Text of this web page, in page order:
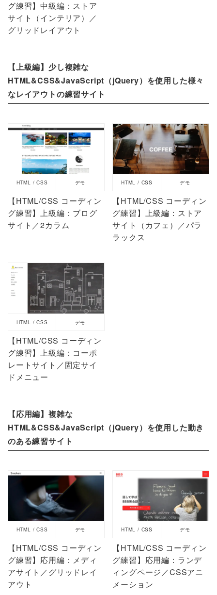
グ練習】中級編：ストア
サイト（インテリア）／
グリッドレイアウト
【上級編】少し複雑な
HTML&CSS&JavaScript（jQuery）を使用した様々
なレイアウトの練習サイト
HTML / CSS デモ
【HTML/CSS コーディン
グ練習】上級編：ブログ
サイト／2カラム
HTML / CSS デモ
【HTML/CSS コーディン
グ練習】上級編：ストア
サイト（カフェ）／パラ
ラックス
HTML / CSS デモ
【HTML/CSS コーディン
グ練習】上級編：コーポ
レートサイト／固定サイ
ドメニュー
【応用編】複雑な
HTML&CSS&JavaScript（jQuery）を使用した動き
のある練習サイト
HTML / CSS デモ
【HTML/CSS コーディン
グ練習】応用編：メディ
アサイト／グリッドレイ
アウト
HTML / CSS デモ
【HTML/CSS コーディン
グ練習】応用編：ランデ
ィングページ／CSSアニ
メーション